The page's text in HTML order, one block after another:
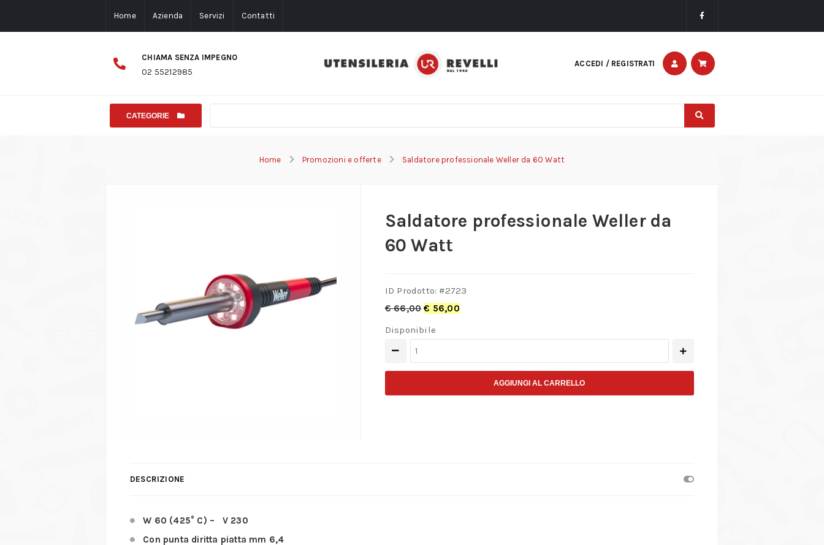
Home Azienda Servizi Contatti
CHIAMA SENZA IMPEGNO
02 55212985
ACCEDI / REGISTRATI
CATEGORIE
Home Promozioni e offerte Saldatore professionale Weller da 60 Watt
Saldatore professionale Weller da
60 Watt
ID Prodotto: #2723
€66,00 € 56,00
Disponibile
Saldatore
professionale
AGGIUNGI AL CARRELLO
DESCRIZIONE
W 60 (425° C) – V 230
Con punta diritta piatta mm 6,4